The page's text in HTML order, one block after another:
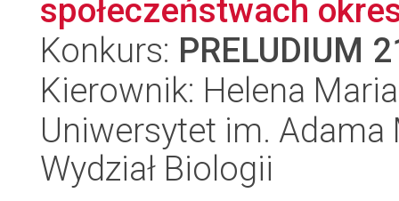
społeczeństwach
Konkurs: PRELUDIUM
Kierownik: Helena
Uniwersytet im.
Wydział Biologii